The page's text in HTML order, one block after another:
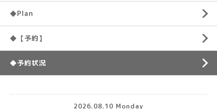
◆Plan
◆【予約】
◆予約状況
2026.08.10 Monday